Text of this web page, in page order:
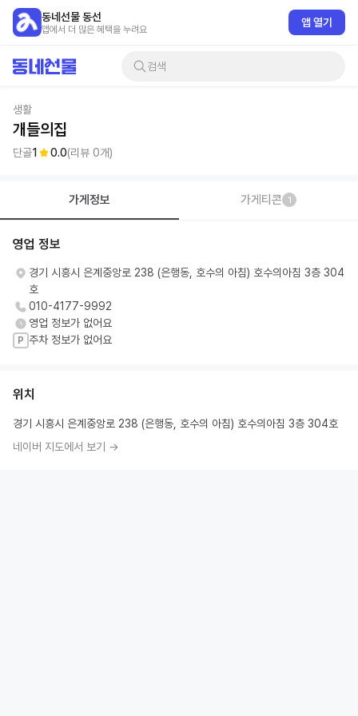
동네선물 동선
앱에서 더 많은 혜택을 누려요
앱 열기
검색
생활
개들의집
단골1 0.0(리뷰 0개)
가게정보 가게티콘 1
영업 정보
경기 시흥시 은계중앙로 238 (은행동, 호수의 아침) 호수의아침 3층 304
호
010-4177-9992
영업 정보가 없어요
P 주차 정보가 없어요
위치
경기 시흥시 은계중앙로 238 (은행동, 호수의 아침) 호수의아침 3층 304호
네이버 지도에서 보기 →